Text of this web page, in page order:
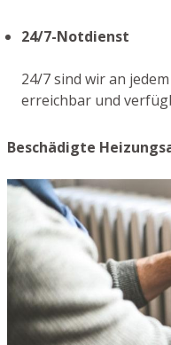
24/7-Notdienst
24/7 sind wir an
erreichbar und
Beschädigte